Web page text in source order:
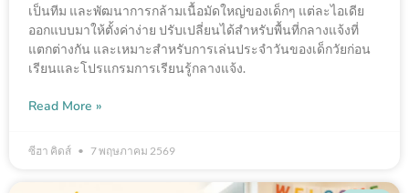
เป็นทีม และพัฒนาการกล้ามเนื้อมัดใหญ่ของเด็กๆ แต่ละไอเดีย
ออกแบบมาให้ตั้งค่าง่าย ปรับเปลี่ยนได้สำหรับพื้นที่กลางแจ้งที่
แตกต่างกัน และเหมาะสำหรับการเล่นประจำวันของเด็กวัยก่อน
เรียนและโปรแกรมการเรียนรู้กลางแจ้ง.
Read More »
ซีฮา คิดส์ 7 พฤษภาคม 2569